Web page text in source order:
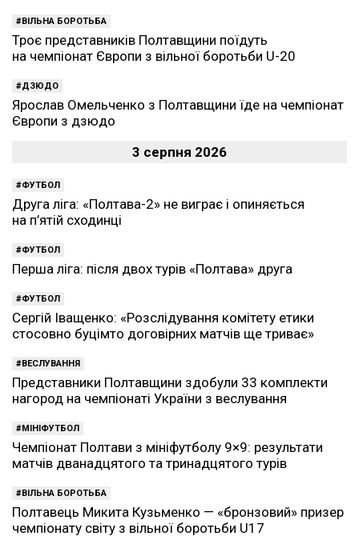
ВІЛЬНА БОРОТЬБА
Троє представників Полтавщини поїдуть
на чемпіонат Європи з вільної боротьби U-20
ДЗЮДО
Ярослав Омельченко з Полтавщини їде на чемпіонат
Європи з дзюдо
3 серпня 2026
ФУТБОЛ
Друга ліга: «Полтава-2» не виграє і опиняється
на п’ятій сходинці
ФУТБОЛ
Перша ліга: після двох турів «Полтава» друга
ФУТБОЛ
Сергій Іващенко: «Розслідування комітету етики
стосовно буцімто договірних матчів ще триває»
ВЕСЛУВАННЯ
Представники Полтавщини здобули 33 комплекти
нагород на чемпіонаті України з веслування
МІНІФУТБОЛ
Чемпіонат Полтави з мініфутболу 9×9: результати
матчів дванадцятого та тринадцятого турів
ВІЛЬНА БОРОТЬБА
Полтавець Микита Кузьменко — «бронзовий» призер
чемпіонату світу з вільної боротьби U17